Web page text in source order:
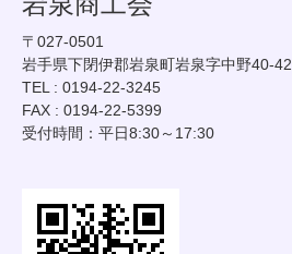
〒027-0501
岩手県下閉伊郡岩泉町岩泉字中野40-42
TEL : 0194-22-3245
FAX : 0194-22-5399
受付時間：平日8:30～17:30